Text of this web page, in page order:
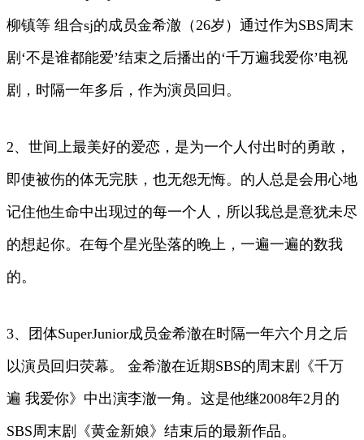
柳镇等 组合sj的成员金希澈（26岁）通过作为SBS周末
剧‘不是谁都能爱’结束之后播出的‘千万遍我爱你’电视
剧，时隔一年多后，作为演员回归。
2、世间上最美好的爱恋，是为一个人付出时的勇敢，
即使被伤的体无完肤，也无怨无悔。的人总是会用心地
记住他生命中出现过的每一个人，所以我总是意犹未尽
的想起你。在每个星光坠落的晚上，一遍一遍的数我
的。
3、团体SuperJunior成员金希澈在时隔一年六个月之后
以演员回归荧幕。 金希澈在近期SBS的周末剧《千万
遍 我爱你》中出演李澈一角。这是他继2008年2月的
SBS周末剧《黄金新娘》结束后的最新作品。